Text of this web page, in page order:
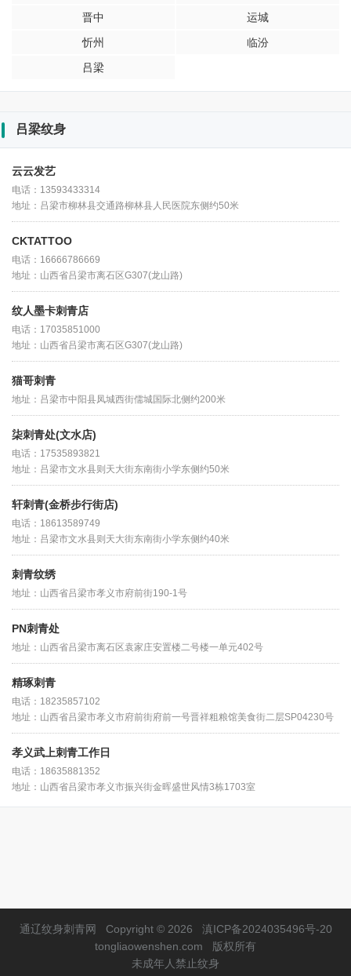
晋中
运城
忻州
临汾
吕梁
吕梁纹身
云云发艺
电话：13593433314
地址：吕梁市柳林县交通路柳林县人民医院东侧约50米
CKTATTOO
电话：16666786669
地址：山西省吕梁市离石区G307(龙山路)
纹人墨卡刺青店
电话：17035851000
地址：山西省吕梁市离石区G307(龙山路)
猫哥刺青
地址：吕梁市中阳县凤城西街儒城国际北侧约200米
柒刺青处(文水店)
电话：17535893821
地址：吕梁市文水县则天大街东南街小学东侧约50米
轩刺青(金桥步行街店)
电话：18613589749
地址：吕梁市文水县则天大街东南街小学东侧约40米
刺青纹绣
地址：山西省吕梁市孝义市府前街190-1号
PN刺青处
地址：山西省吕梁市离石区袁家庄安置楼二号楼一单元402号
精琢刺青
电话：18235857102
地址：山西省吕梁市孝义市府前街府前一号晋祥粗粮馆美食街二层SP04230号
孝义武上刺青工作日
电话：18635881352
地址：山西省吕梁市孝义市振兴街金晖盛世风情3栋1703室
通辽纹身刺青网 Copyright © 2026
滇ICP备2024035496号-20
tongliaowenshen.com
版权所有
未成年人禁止纹身